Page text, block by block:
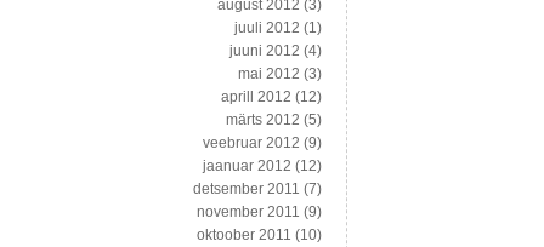
august 2012 (3)
juuli 2012 (1)
juuni 2012 (4)
mai 2012 (3)
aprill 2012 (12)
märts 2012 (5)
veebruar 2012 (9)
jaanuar 2012 (12)
detsember 2011 (7)
november 2011 (9)
oktoober 2011 (10)